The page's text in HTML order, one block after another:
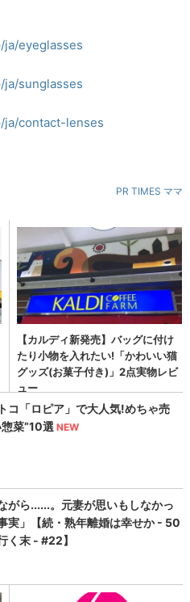
eyeglasses
sunglasses
ja/contact-lenses
PR TIMES ママ